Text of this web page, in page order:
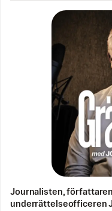
Journalisten,
underrättelseofficeren